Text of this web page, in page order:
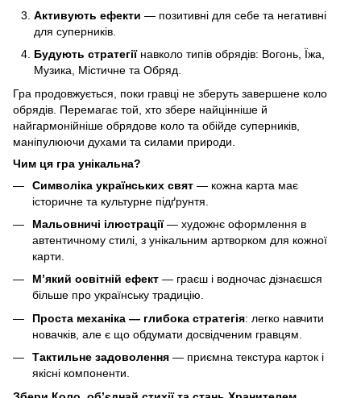
Активують ефекти — позитивні для себе та негативні
для суперників.
Будують стратегіїнавколо типів обрядів: Вогонь, Їжа,
Музика, Містичне та Обряд.
Гра продовжується, поки гравці не зберуть завершене коло
обрядів. Перемагає той, хто збере найцінніше й
найгармонійніше обрядове коло та обійде суперників,
маніпулюючи духами та силами природи.
Чим ця гра унікальна?
Символіка українських свят — кожна карта має
історичне та культурне підґрунтя.
Мальовничі ілюстрації— художнє оформлення в
автентичному стилі, з унікальним артворком для кожної
карти.
М’який освітній ефект — граєш і водночас дізнаєшся
більше про українську традицію.
Проста механіка — глибока стратегія: легко навчити
новачків, але є що обдумати досвідченим гравцям.
Тактильне задоволення — приємна текстура карток і
якісні компоненти.